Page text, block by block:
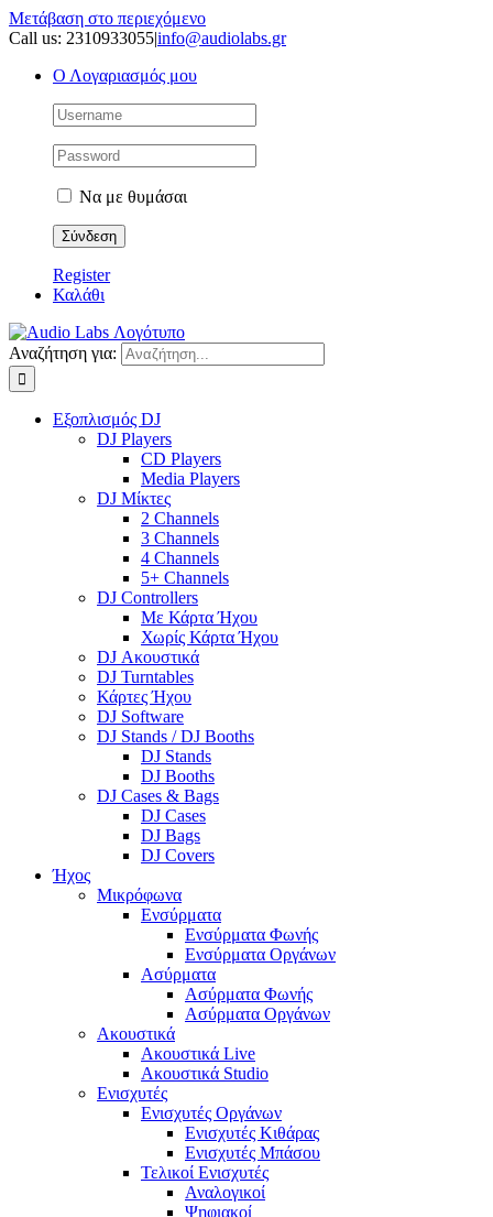
Μετάβαση στο περιεχόμενο
Call us: 2310933055|info@audiolabs.gr
Ο Λογαριασμός μου
Να με θυμάσαι
Register
Καλάθι
Αναζήτηση για:
Εξοπλισμός DJ
DJ Players
CD Players
Media Players
DJ Μίκτες
2 Channels
3 Channels
4 Channels
5+ Channels
DJ Controllers
Με Κάρτα Ήχου
Χωρίς Κάρτα Ήχου
DJ Ακουστικά
DJ Turntables
Κάρτες Ήχου
DJ Software
DJ Stands / DJ Booths
DJ Stands
DJ Booths
DJ Cases & Bags
DJ Cases
DJ Bags
DJ Covers
Ήχος
Μικρόφωνα
Ενσύρματα
Ενσύρματα Φωνής
Ενσύρματα Οργάνων
Ασύρματα
Ασύρματα Φωνής
Ασύρματα Οργάνων
Ακουστικά
Ακουστικά Live
Ακουστικά Studio
Ενισχυτές
Ενισχυτές Οργάνων
Ενισχυτές Κιθάρας
Ενισχυτές Μπάσου
Τελικοί Ενισχυτές
Αναλογικοί
Ψηφιακοί